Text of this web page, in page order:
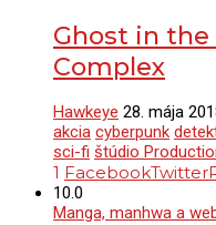
Ghost in the
Complex
Hawkeye 28. mája
akcia cyberpunk
sci-fi štúdio
1 FacebookTwitter
10.0
Manga, manhwa a